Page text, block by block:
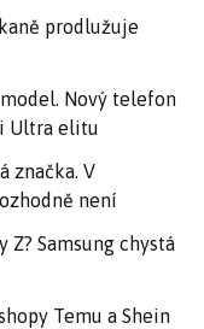
prodlužuje
Nový telefon
Ultra elitu
značka. V
není
Z? Samsung chystá
Temu a Shein